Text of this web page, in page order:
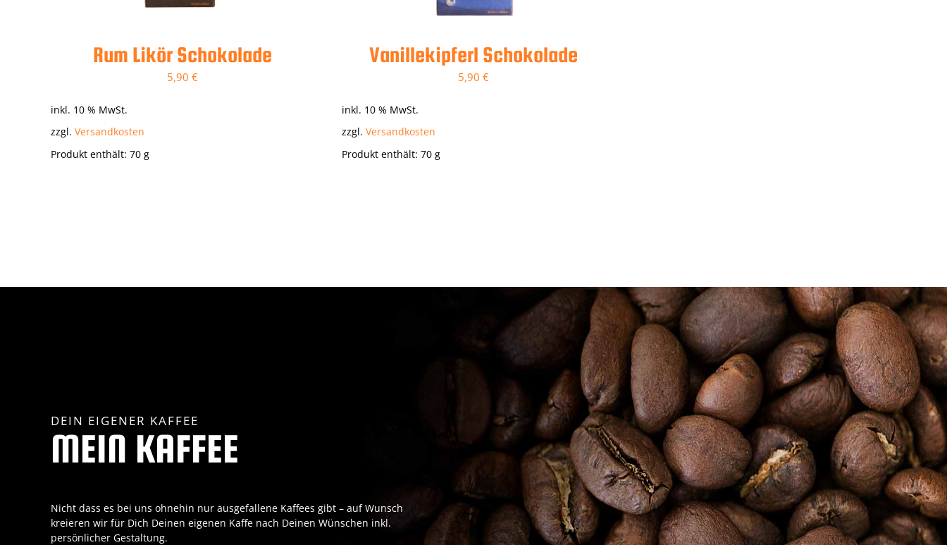
Rum Likör Schokolade
5,90 €
inkl. 10 % MwSt.
zzgl. Versandkosten
Produkt enthält: 70 g
Vanillekipferl Schokolade
5,90 €
inkl. 10 % MwSt.
zzgl.Versandkosten
Produkt enthält: 70g
DEIN EIGENER KAFFEE
MEIN KAFFEE
Nicht dass es bei uns ohnehin nur ausgefallene Kaffees gibt – auf Wunsch
kreieren wir für Dich Deinen eigenen Kaffe nach Deinen Wünschen inkl.
persönlicher Gestaltung.